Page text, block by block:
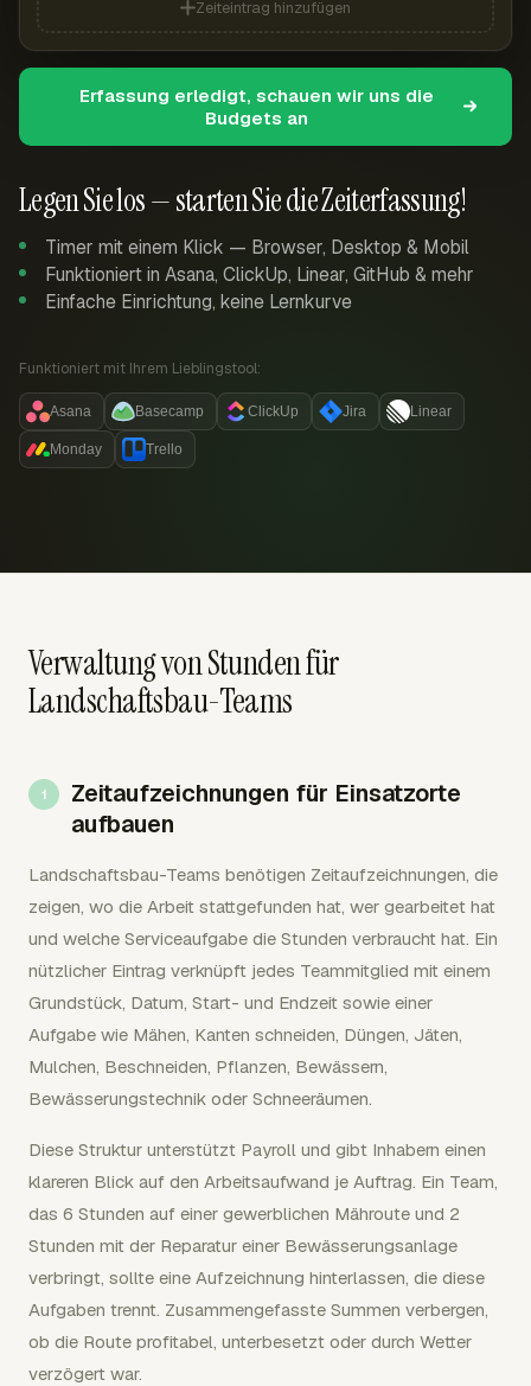
Legen Sie los — starten Sie die Zeiterfassung!
Timer mit einem Klick — Browser, Desktop & Mobil
Funktioniert in Asana, ClickUp, Linear, GitHub & mehr
Einfache Einrichtung, keine Lernkurve
Funktioniert mit Ihrem Lieblingstool:
Asana Basecamp ClickUp Jira Linear
Monday Trello
Zeiteintrag hinzufügen
Erfassung erledigt, schauen wir uns die
Budgets an
Verwaltung von Stunden für
Landschaftsbau-Teams
Zeitaufzeichnungen für Einsatzorte
aufbauen
Landschaftsbau-Teams benötigen Zeitaufzeichnungen, die
zeigen, wo die Arbeit stattgefunden hat, wer gearbeitet hat
und welche Serviceaufgabe die Stunden verbraucht hat. Ein
nützlicher Eintrag verknüpft jedes Teammitglied mit einem
Grundstück, Datum, Start- und Endzeit sowie einer
Aufgabe wie Mähen, Kanten schneiden, Düngen, Jäten,
Mulchen, Beschneiden, Pflanzen, Bewässern,
Bewässerungstechnik oder Schneeräumen.
Diese Struktur unterstützt Payroll und gibt Inhabern einen
klareren Blick auf den Arbeitsaufwand je Auftrag. Ein Team,
das 6 Stunden auf einer gewerblichen Mähroute und 2
Stunden mit der Reparatur einer Bewässerungsanlage
verbringt, sollte eine Aufzeichnung hinterlassen, die diese
Aufgaben trennt. Zusammengefasste Summen verbergen,
ob die Route profitabel, unterbesetzt oder durch Wetter
verzögert war.